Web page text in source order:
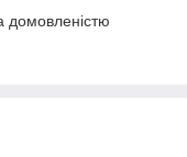
домовленістю